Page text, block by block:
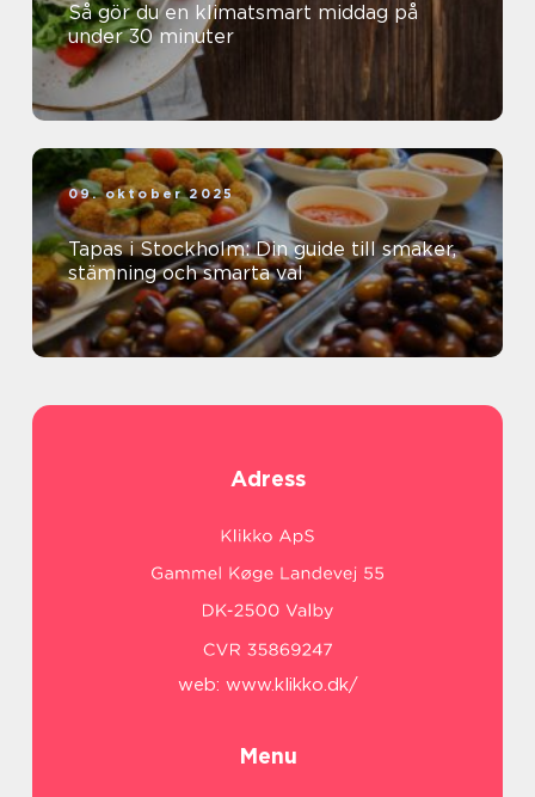
Så gör du en klimatsmart middag på
under 30 minuter
09. oktober 2025
Tapas i Stockholm: Din guide till smaker,
stämning och smarta val
Adress
web: www.klikko.dk/
Menu